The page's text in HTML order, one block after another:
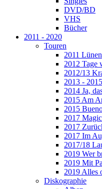
DVD/BD
VHS
Bücher
2011 - 2020
Touren
2011 Lünen
2012 Tage
2012/13
2013 -
2014 Ja,
2015 Am
2015
2017
2017
2017 Im
2017/18
2019 Wer
2019 Mit
2019 Alles
Diskographie